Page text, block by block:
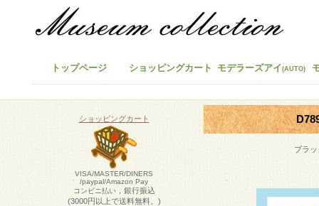
ブラ
トップページ ショッピングカート モデラーズアイ(AUTO)
ショッピングカート
VISA/MASTER/DINERS
/paypal/Amazon Pay
コンビニ払い，銀行振込
(3000円以上で送料無料。)